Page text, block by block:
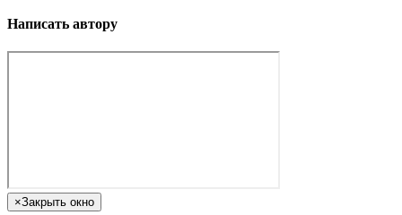
Написать автору
×Закрыть окно